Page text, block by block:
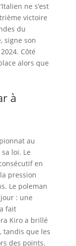
ne s’est
victoire
du
signe son
Côté
alors que
à
au
loi. Le
en
pression
Le poleman
: une
fait
Kiro a brillé
tandis que les
des points.